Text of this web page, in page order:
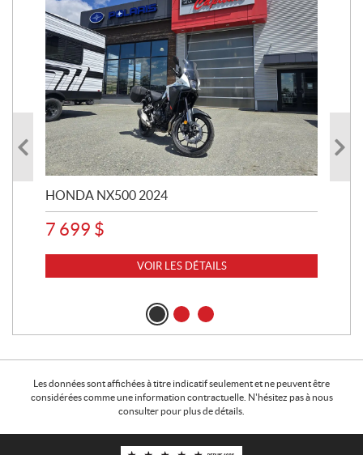
HONDA NX500 2024
7 699 $
VOIR LES DÉTAILS
Les données sont affichées à titre indicatif seulement et ne peuvent être
considérées comme une information contractuelle. N'hésitez pas à nous
consulter pour plus de détails.